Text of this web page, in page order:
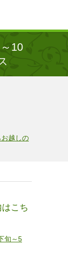
10
越しの
こち
旬～5